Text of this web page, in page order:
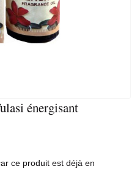
énergisant
ce produit est déjà en